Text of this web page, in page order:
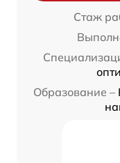
Стаж
Образование –